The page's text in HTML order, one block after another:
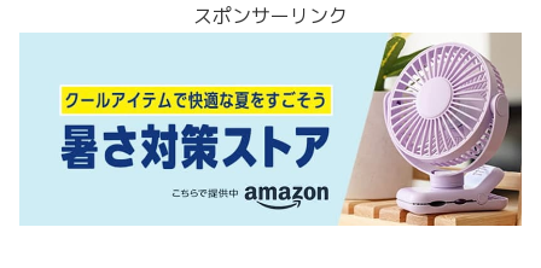
スポンサーリンク